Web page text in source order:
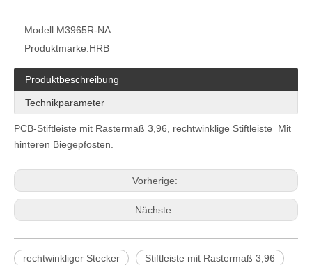
Modell:M3965R-NA
Produktmarke:HRB
Produktbeschreibung
Technikparameter
PCB-Stiftleiste mit Rastermaß 3,96, rechtwinklige Stiftleiste Mit
hinteren Biegepfosten.
Vorherige:
Nächste:
rechtwinkliger Stecker Stiftleiste mit Rastermaß 3,96